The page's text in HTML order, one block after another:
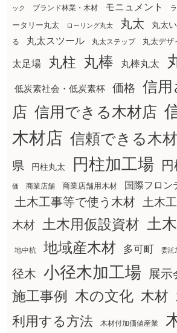
ック ブランド林業・木材 モニュメント
ータリー丸太
ローリング丸太 丸太 丸太
る
丸太スツール 丸太ステップ 丸太デザ
太足場 丸柱 丸棒 丸棒丸太
低炭素社会・低炭素杯 価格
信用
店 信用できる木材店
木材店 信頼できる木
県
円柱丸太 円柱加工場
価 商業店舗 商業店舗用木材 国際フロン
土木工事等で使う木材
土木
木材
土木用仮設資材 土
地中杭 地域産木材 多可町 委託
径木 小径木加工場 展示
施工事例
木の文化 木材
利用する方法
木材付加価値産業